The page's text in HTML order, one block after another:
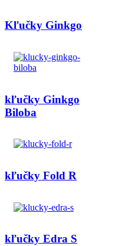
Kľučky Ginkgo
kľučky Ginkgo
Biloba
kľučky Fold R
kľučky Edra S